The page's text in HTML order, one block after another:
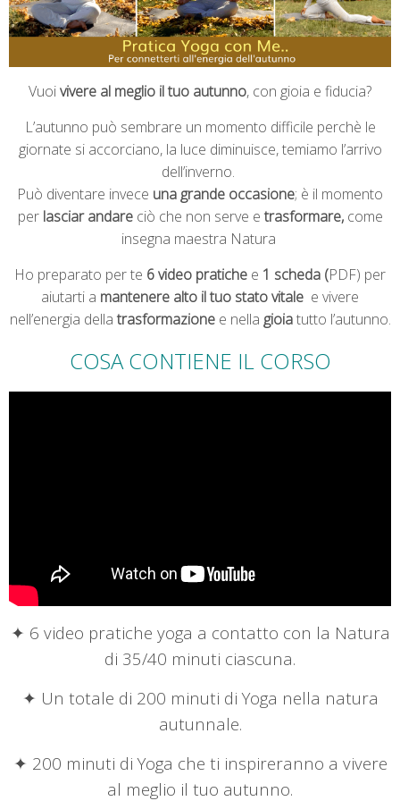
Vuoivivere al meglio il tuo autunno, con gioia e fiducia?
L’autunno può sembrare un momento difficile perchè le
giornate si accorciano, la luce diminuisce, temiamo l’arrivo
dell’inverno.
Può diventare invece una grande occasione; è il momento
per lasciar andareciò che non serve e trasformare,come
insegna maestra Natura
Ho preparato per te 6 video pratiche e 1 scheda (PDF) per
aiutarti a mantenere alto il tuo stato vitale e vivere
nell’energia della trasformazionee nella gioiatutto l’autunno.
COSA CONTIENE IL CORSO
✦ 6 video pratiche yoga a contatto con la Natura
di 35/40 minuti ciascuna.
✦ Un totale di 200 minuti di Yoga nella natura
autunnale.
✦ 200 minuti di Yoga che ti inspireranno a vivere
al meglio il tuo autunno.